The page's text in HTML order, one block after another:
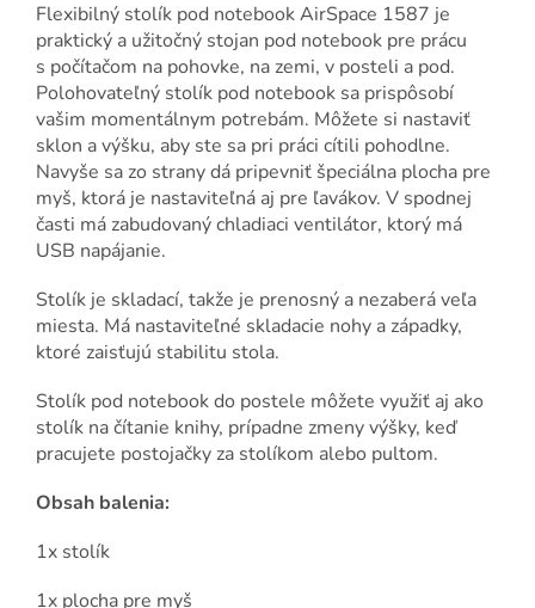
Flexibilný stolík pod notebook AirSpace 1587 je
praktický a užitočný stojan pod notebook pre prácu
s počítačom na pohovke, na zemi, v posteli a pod.
Polohovateľný stolík pod notebook sa prispôsobí
vašim momentálnym potrebám. Môžete si nastaviť
sklon a výšku, aby ste sa pri práci cítili pohodlne.
Navyše sa zo strany dá pripevniť špeciálna plocha pre
myš, ktorá je nastaviteľná aj pre ľavákov. V spodnej
časti má zabudovaný chladiaci ventilátor, ktorý má
USB napájanie.
Stolík je skladací, takže je prenosný a nezaberá veľa
miesta. Má nastaviteľné skladacie nohy a západky,
ktoré zaisťujú stabilitu stola.
Stolík pod notebook do postele môžete využiť aj ako
stolík na čítanie knihy, prípadne zmeny výšky, keď
pracujete postojačky za stolíkom alebo pultom.
Obsah balenia:
1x stolík
1x plocha pre myš